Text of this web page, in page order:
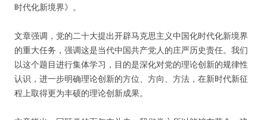
时代化新境界》。
文章强调，党的二十大提出开辟马克思主义中国化时代化新境界
的重大任务，强调这是当代中国共产党人的庄严历史责任。我们
以这个题目进行集体学习，目的是深化对党的理论创新的规律性
认识，进一步明确理论创新的方位、方向、方法，在新时代新征
程上取得更为丰硕的理论创新成果。